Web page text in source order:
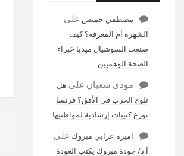
مصطفي خميس على
الشهرة أم المعرفة؟ كيف
صنعت السوشيال ميديا خبراء
الصحة الوهميين
مودى شعبان على هل
تلوح الحرب في الأفق؟ فرنسا
توزع كتيبات إرشادية لمواطنيها
اميره عرابي مبروك على
أ.د/ جودة مبروك يكتب:العودة